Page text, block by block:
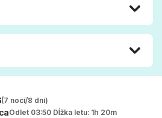
(7 nocí/8 dní)
Odlet 03:50 Dĺžka letu: 1h 20m